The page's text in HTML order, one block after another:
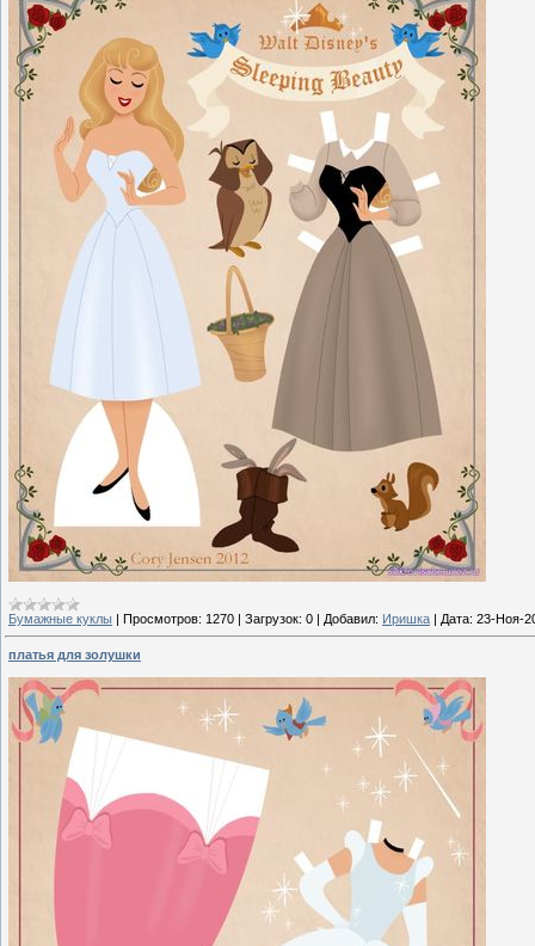
Бумажные куклы | Просмотров: 1270 | Загрузок: 0 | Добавил: Иришка | Дата: 23-Ноя-
платья для золушки